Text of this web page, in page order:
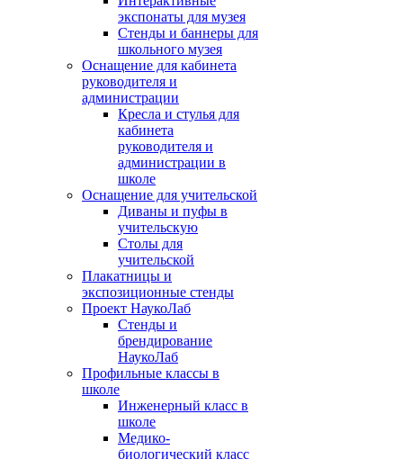
экспонаты для музея
Стенды и баннеры для
школьного музея
Оснащение для кабинета
руководителя и
администрации
Кресла и стулья для
кабинета
руководителя и
администрации в
школе
Оснащение для учительской
Диваны и пуфы в
учительскую
Столы для
учительской
Плакатницы и
экспозиционные стенды
Проект НаукоЛаб
Стенды и
брендирование
НаукоЛаб
Профильные классы в
школе
Инженерный класс в
школе
Медико-
биологический класс